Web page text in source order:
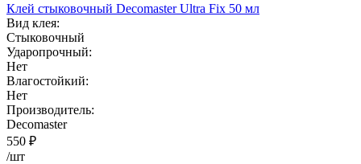
Клей стыковочный Decomaster Ultra Fix 50 мл
Вид клея:
Стыковочный
Ударопрочный:
Нет
Влагостойкий:
Нет
Производитель:
Decomaster
550 ₽
/шт